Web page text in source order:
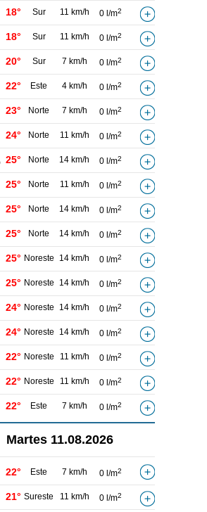
18° Sur 11 km/h 0 l/m2
18° Sur 11 km/h 0 l/m2
20° Sur 7 km/h 0 l/m2
22° Este 4 km/h 0 l/m2
23° Norte 7 km/h 0 l/m2
24° Norte 11 km/h 0 l/m2
25° Norte 14 km/h 0 l/m2
25° Norte 11 km/h 0 l/m2
25° Norte 14 km/h 0 l/m2
25° Norte 14 km/h 0 l/m2
25° Noreste 14 km/h 0 l/m2
25° Noreste 14 km/h 0 l/m2
24° Noreste 14 km/h 0 l/m2
24° Noreste 14 km/h 0 l/m2
22° Noreste 11 km/h 0 l/m2
22° Noreste 11 km/h 0 l/m2
22° Este 7 km/h 0 l/m2
Martes 11.08.2026
22° Este 7 km/h 0 l/m2
21° Sureste 11 km/h 0 l/m2